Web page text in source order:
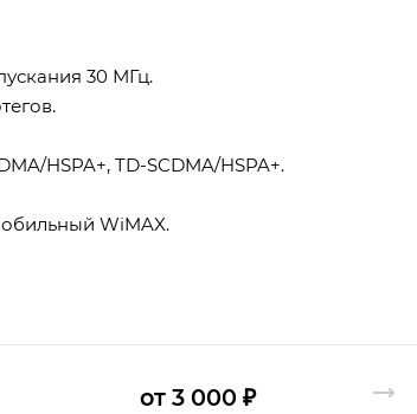
30 МГц.
HSPA+, TD-SCDMA/HSPA+.
WiMAX.
от 3 000 ₽